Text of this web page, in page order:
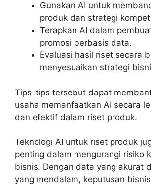
Gunakan AI untuk
produk dan strategi
Terapkan AI dalam
promosi berbasis data.
Evaluasi hasil riset secara
menyesuaikan strategi
Tips-tips tersebut dapat
usaha memanfaatkan AI secara
dan efektif dalam riset produk.
Teknologi AI untuk riset produk
penting dalam mengurangi risiko
bisnis. Dengan data yang akurat
yang mendalam, keputusan